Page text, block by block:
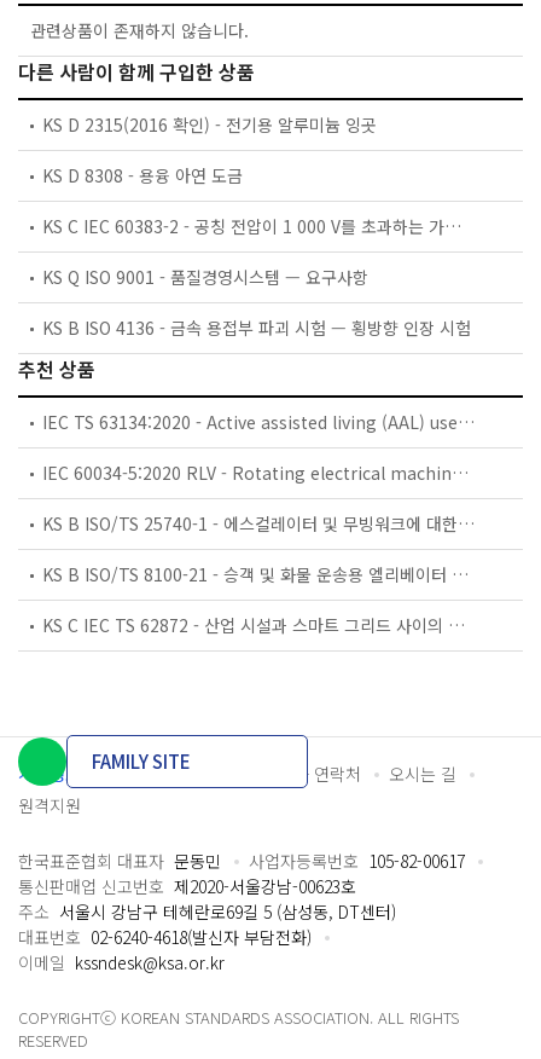
관련상품이 존재하지 않습니다.
다른 사람이 함께 구입한 상품
KS D 2315(2016 확인) - 전기용 알루미늄 잉곳
KS D 8308 - 용융 아연 도금
KS C IEC 60383-2 - 공칭 전압이 1 000 V를 초과하는 가공 선로용 애자 — 제2부: 교류 계통에 사용하는 애자련 및 애자 장치 — 정의, 시험방법 및 판정 기준
KS Q ISO 9001 - 품질경영시스템 — 요구사항
KS B ISO 4136 - 금속 용접부 파괴 시험 — 횡방향 인장 시험
추천 상품
IEC TS 63134:2020 - Active assisted living (AAL) use cases
IEC 60034-5:2020 RLV - Rotating electrical machines - Part 5: Degrees of protection provided by the integral design of rotating electrical machines (IP code) - Classification
KS B ISO/TS 25740-1 - 에스컬레이터 및 무빙워크에 대한 안전요건 — 제1부: 세계공통 필수 안전요건(GESRs)
KS B ISO/TS 8100-21 - 승객 및 화물 운송용 엘리베이터 —제21부: 세계공통 필수안전요건(GESRs)을 충족하는 세계공통 안전 파라미터(GSPs)
KS C IEC TS 62872 - 산업 시설과 스마트 그리드 사이의 산업 공정 측정, 제어 및 자동화 시스템 인터페이스
개인정보처리방침 이용약관 담당자 연락처
오시는 길
원격지원
FAMILY SITE
한국표준협회 대표자 문동민 사업자등록번호 105-82-00617
통신판매업 신고번호 제2020-서울강남-00623호
주소 서울시 강남구 테헤란로69길 5 (삼성동, DT센터)
대표번호 02-6240-4618(발신자 부담전화)
이메일 kssndesk@ksa.or.kr
COPYRIGHTⓒ KOREAN STANDARDS ASSOCIATION. ALL RIGHTS
RESERVED